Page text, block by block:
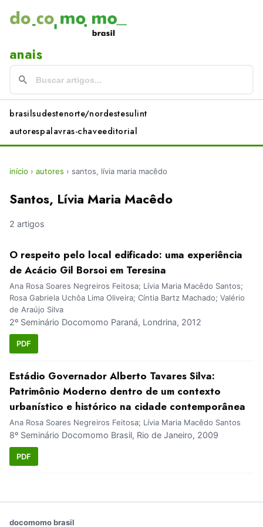
anais
brasilsudestenorte/nordestesulint
autorespalavras-chaveeditorial
início › autores › santos, lívia maria macêdo
Santos, Lívia Maria Macêdo
2 artigos
O respeito pelo local edificado: uma experiência
de Acácio Gil Borsoi em Teresina
Ana Rosa Soares Negreiros Feitosa; Lívia Maria Macêdo Santos;
Rosa Gabriela Uchôa Lima Oliveira; Cíntia Bartz Machado; Valério
de Araújo Silva
2º Seminário Docomomo Paraná, Londrina, 2012
PDF
Estádio Governador Alberto Tavares Silva:
Patrimônio Moderno dentro de um contexto
urbanístico e histórico na cidade contemporânea
Ana Rosa Soares Negreiros Feitosa; Lívia Maria Macêdo Santos
8º Seminário Docomomo Brasil, Rio de Janeiro, 2009
PDF
docomomo brasil